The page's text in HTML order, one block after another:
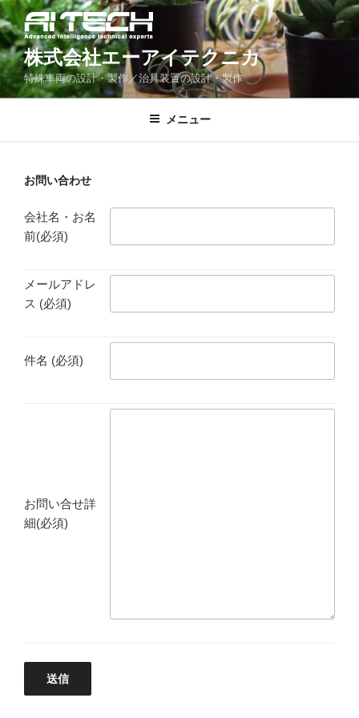
コ
ン
テ
ン
ツ
株式会社エーアイテクニカ
特殊車両の設計・製作／治具装置の設計・製作
メニュー
お問い合わせ
会社名・お名
前(必須)
メールアドレ
ス (必須)
件名 (必須)
お問い合せ詳
細(必須)